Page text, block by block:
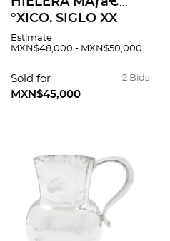
°XICO, SIGLO XX
Plata Tane, Ley .925
Estimate
MXN$48,000 - MXN$50,000
2 Bids
Sold for
MXN$45,000